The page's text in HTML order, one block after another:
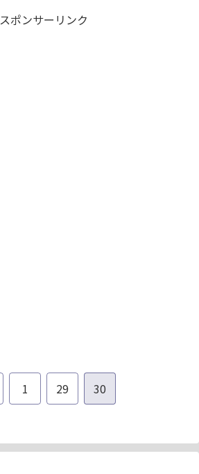
スポンサーリンク
1 29 30